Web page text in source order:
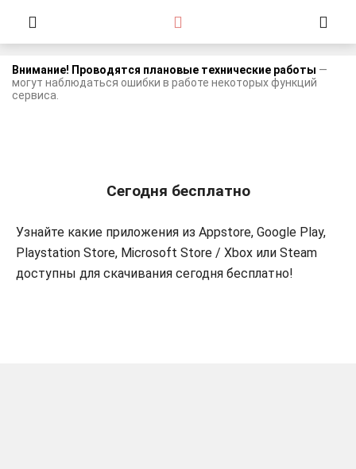
Внимание! Проводятся плановые технические работы —
могут наблюдаться ошибки в работе некоторых функций
сервиса.
Сегодня бесплатно
Узнайте какие приложения из Appstore, Google Play,
Playstation Store, Microsoft Store / Xbox или Steam
доступны для скачивания сегодня бесплатно!